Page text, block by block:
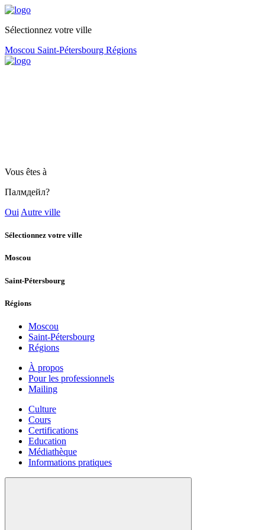
Sélectionnez votre ville
Moscou Saint-Pétersbourg Régions
Vous êtes à
Палмдейл?
Oui Autre ville
Sélectionnez votre ville
Moscou
Saint-Pétersbourg
Régions
Moscou
Saint-Pétersbourg
Régions
À propos
Pour les professionnels
Mailing
Culture
Cours
Certifications
Education
Médiathèque
Informations pratiques